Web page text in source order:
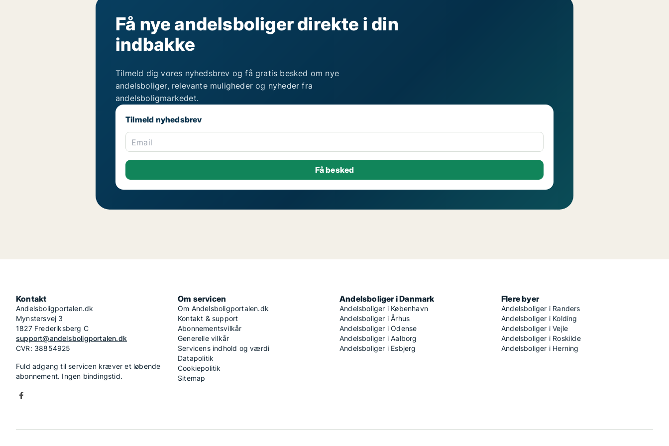
Få nye andelsboliger direkte i din
indbakke
Tilmeld dig vores nyhedsbrev og få gratis besked om nye
andelsboliger, relevante muligheder og nyheder fra
andelsboligmarkedet.
Tilmeld nyhedsbrev
Email
Kontakt
Andelsboligportalen.dk
Mynstersvej 3
1827 Frederiksberg C
support@andelsboligportalen.dk
CVR: 38854925
Fuld adgang til servicen kræver et løbende
abonnement. Ingen bindingstid.
Om servicen
Om Andelsboligportalen.dk
Kontakt & support
Abonnementsvilkår
Generelle vilkår
Servicens indhold og værdi
Datapolitik
Cookiepolitik
Sitemap
Andelsboliger i Danmark
Andelsboliger i København
Andelsboliger i Århus
Andelsboliger i Odense
Andelsboliger i Aalborg
Andelsboliger i Esbjerg
Flere byer
Andelsboliger i Randers
Andelsboliger i Kolding
Andelsboliger i Vejle
Andelsboliger i Roskilde
Andelsboliger i Herning